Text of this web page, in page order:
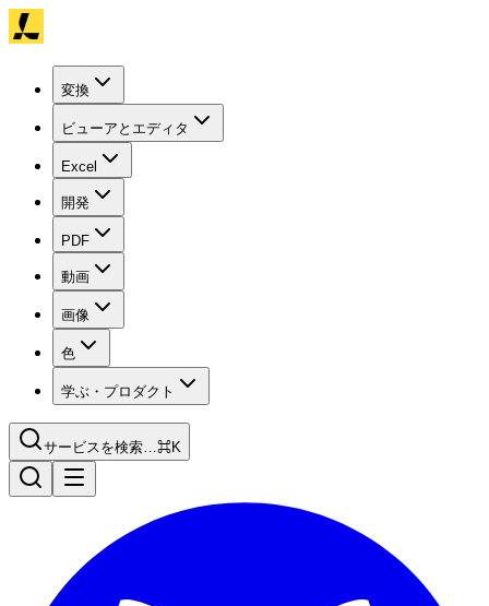
変換
ビューアとエディタ
Excel
開発
PDF
動画
画像
色
学ぶ・プロダクト
サービスを検索…⌘K